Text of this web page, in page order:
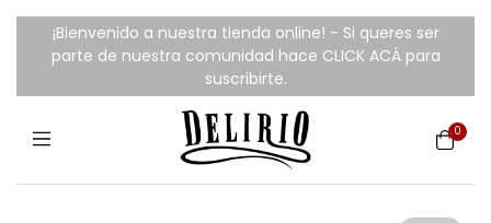
¡Bienvenido a nuestra tienda online! - Si queres ser
parte de nuestra comunidad hace CLICK ACÁ para
suscribirte.
0